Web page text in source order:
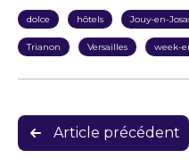
dolce hôtels Jouy-en-
Trianon Versailles week-
Navigation
de
Article précédent